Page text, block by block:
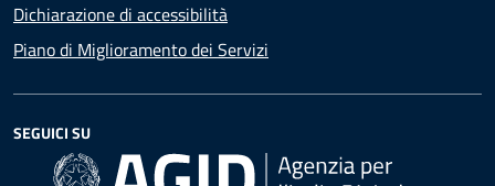
Dichiarazione di accessibilità
Piano di Miglioramento dei Servizi
SEGUICI SU